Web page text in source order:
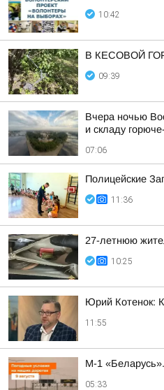
10:42
В КЕСОВОЙ
09:39
Вчера ночью
и складу
07:06
Полицейские
11:36
27-летнюю
10:25
Юрий Котенок:
11:55
М-1
05:33